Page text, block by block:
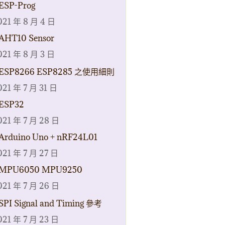
Prog
年 8 月 4 日
Sensor
年 8 月 3 日
ESP8285 之使用細則
年 7 月 31 日
年 7 月 28 日
Uno + nRF24L01
年 7 月 27 日
MPU9250
年 7 月 26 日
Signal and Timing 參考
年 7 月 23 日